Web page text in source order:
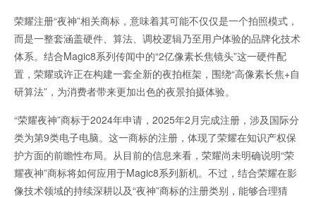
荣耀注册“夜神”相关商标，意味着其可能不仅仅是一个拍照模式，
而是一整套涵盖硬件、算法、调校逻辑乃至用户体验的品牌化技术
体系。结合Magic8系列传闻中的“2亿像素长焦镜头”这一硬件配
置，荣耀或许正在构建一套全新的夜拍框架，围绕“高像素长焦+自
研算法”，为消费者带来更加出色的夜景拍摄体验。
“荣耀夜神”商标于2024年申请，2025年2月完成注册，涉及国际分
类为第9类电子电脑。这一商标的注册，体现了荣耀在知识产权保
护方面的前瞻性布局。从目前的信息来看，荣耀尚未明确说明“荣
耀夜神”商标将如何应用于Magic8系列新机。不过，结合荣耀在影
像技术领域的持续深耕以及“夜神”商标的注册类别，能够合理猜